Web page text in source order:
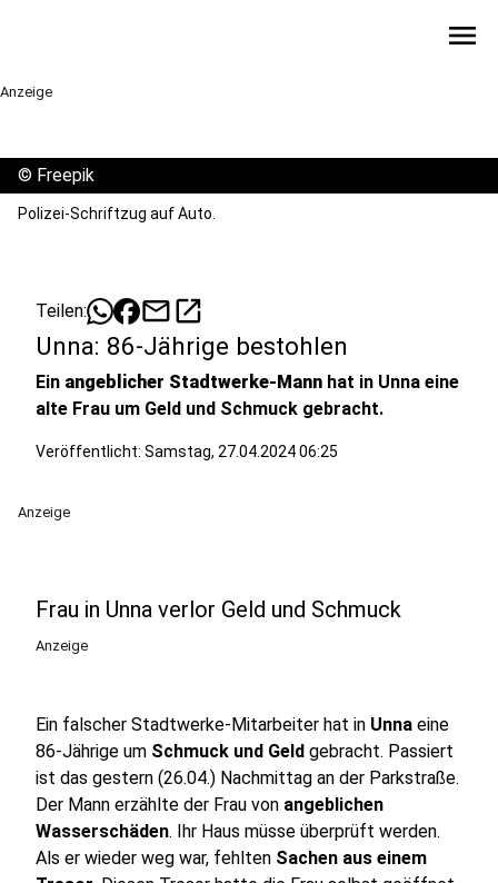
menu
Anzeige
© Freepik
Polizei-Schriftzug auf Auto.
Teilen: mailopen_in_new
Unna: 86-Jährige bestohlen
Ein angeblicher Stadtwerke-Mann hat in Unna eine
alte Frau um Geld und Schmuck gebracht.
Veröffentlicht: Samstag, 27.04.2024 06:25
Anzeige
Frau in Unna verlor Geld und Schmuck
Anzeige
Ein falscher Stadtwerke-Mitarbeiter hat in Unna eine
86-Jährige um Schmuck und Geld gebracht. Passiert
ist das gestern (26.04.) Nachmittag an der Parkstraße.
Der Mann erzählte der Frau von angeblichen
Wasserschäden. Ihr Haus müsse überprüft werden.
Als er wieder weg war, fehlten Sachen aus einem